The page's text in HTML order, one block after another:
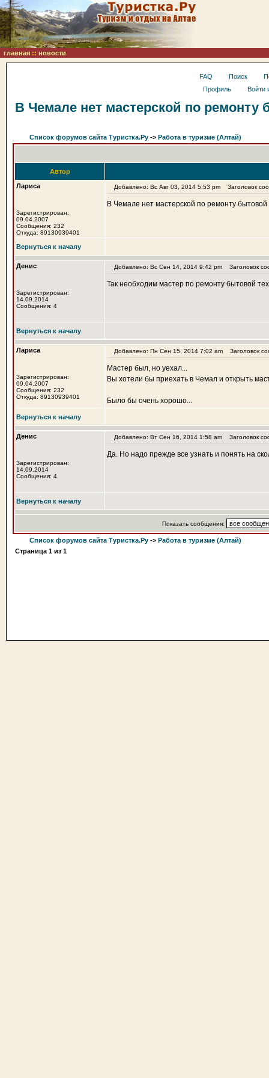
главная :: новости
FAQ Поиск
Профиль
Войти
В Чемале нет мастерской по ремонту
Список форумов сайта Туристка.Ру -> Работа в туризме (Алтай)
Автор
Лариса
Зарегистрирован:
09.04.2007
Сообщения: 232
Откуда: 89130939401
Добавлено: Вс Авг 03, 2014 5:53 pm Заголовок
В Чемале нет мастерской по ремонту
Вернуться к началу
Денис
Зарегистрирован:
14.09.2014
Сообщения: 4
Добавлено: Вс Сен 14, 2014 9:42 pm Заголовок
Так необходим мастер по ремонту бытовой
Вернуться к началу
Лариса
Зарегистрирован:
09.04.2007
Сообщения: 232
Откуда: 89130939401
Добавлено: Пн Сен 15, 2014 7:02 am Заголовок
Мастер был, но уехал...
Вы хотели бы приехать в Чемал и открыть
Было бы очень хорошо...
Вернуться к началу
Денис
Зарегистрирован:
14.09.2014
Сообщения: 4
Добавлено: Вт Сен 16, 2014 1:58 am Заголовок
Да. Но надо прежде все узнать и понять на
Вернуться к началу
Показать сообщения:
Список форумов сайта Туристка.Ру -> Работа в туризме (Алтай)
Страница 1 из 1